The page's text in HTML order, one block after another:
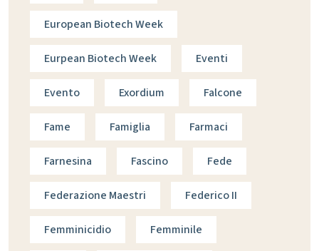
European Biotech Week
Eurpean Biotech Week Eventi
Evento Exordium Falcone
Fame Famiglia Farmaci
Farnesina Fascino Fede
Federazione Maestri Federico II
Femminicidio Femminile